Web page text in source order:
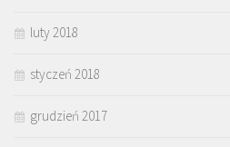
luty 2018
styczeń 2018
grudzień 2017